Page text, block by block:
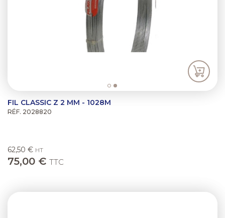
FIL CLASSIC Z 2 MM - 1028M
RÉF. 2028820
62,50 € HT
75,00 € TTC